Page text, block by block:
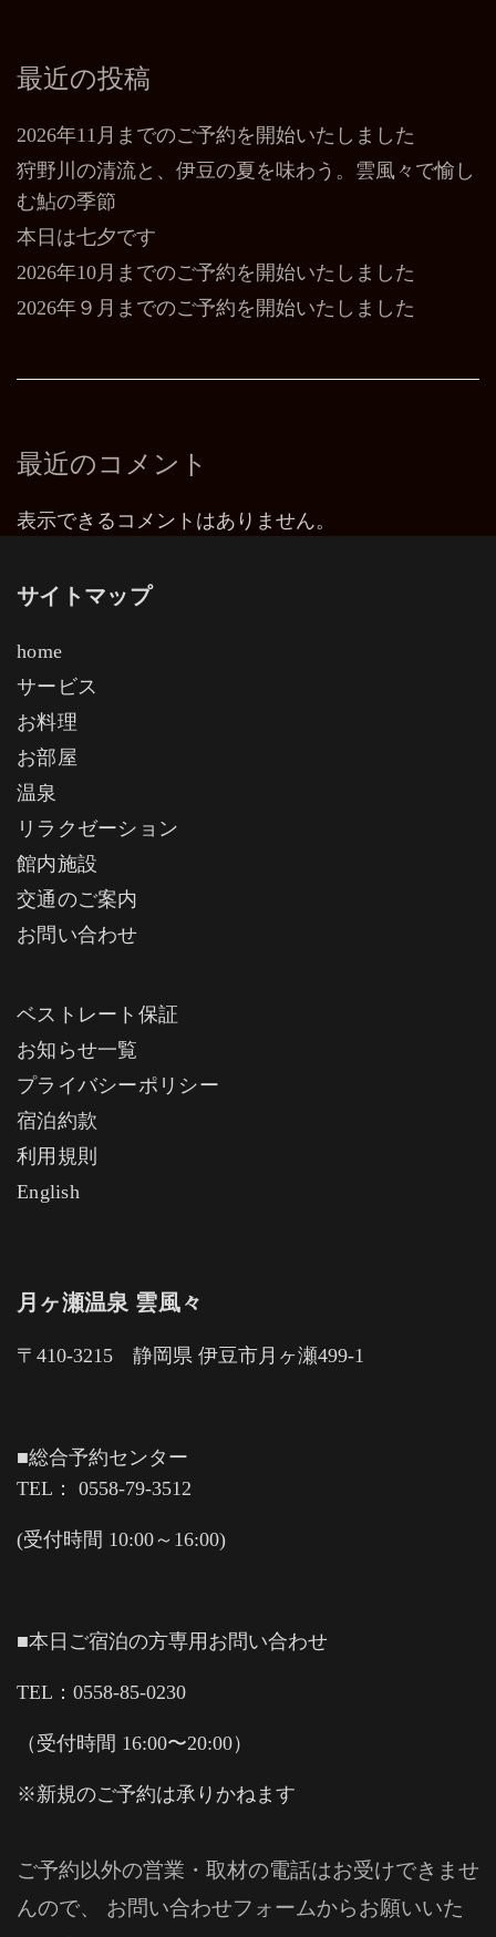
最近の投稿
2026年11月までのご予約を開始いたしました
狩野川の清流と、伊豆の夏を味わう。雲風々で愉し
む鮎の季節
本日は七夕です
2026年10月までのご予約を開始いたしました
2026年９月までのご予約を開始いたしました
最近のコメント
表示できるコメントはありません。
サイトマップ
home
サービス
お料理
お部屋
温泉
リラクゼーション
館内施設
交通のご案内
お問い合わせ
ベストレート保証
お知らせ一覧
プライバシーポリシー
宿泊約款
利用規則
English
月ヶ瀬温泉 雲風々
〒410-3215 静岡県 伊豆市月ヶ瀬499-1
■総合予約センター
TEL： 0558-79-3512
(受付時間 10:00～16:00)
■本日ご宿泊の方専用お問い合わせ
TEL：0558-85-0230
（受付時間 16:00〜20:00）
※新規のご予約は承りかねます
ご予約以外の営業・取材の電話はお受けできませ
んので、 お問い合わせフォームからお願いいた